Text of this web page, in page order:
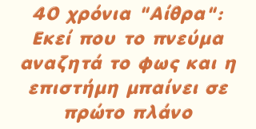
40 χρόνια "Αίθρα":
Εκεί που το πνεύμα
αναζητά το φως και η
επιστήμη μπαίνει σε
πρώτο πλάνο